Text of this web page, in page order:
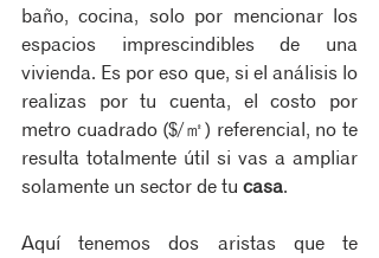
baño, cocina, solo por mencionar los
espacios imprescindibles de una
vivienda. Es por eso que, si el análisis lo
realizas por tu cuenta, el costo por
metro cuadrado ($/㎡) referencial, no te
resulta totalmente útil si vas a ampliar
solamente un sector de tu casa.
Aquí tenemos dos aristas que te